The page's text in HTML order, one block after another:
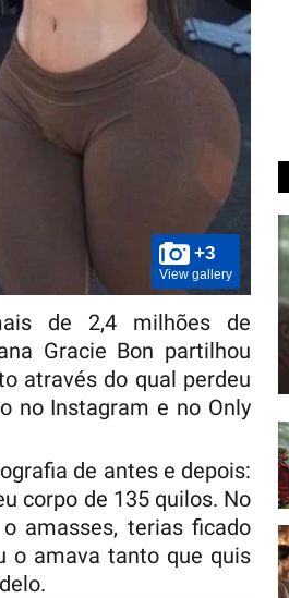
+3
View gallery
de 2,4 milhões de
Gracie Bon partilhou
através do qual perdeu
no Instagram e no Only
de antes e depois:
corpo de 135 quilos. No
amasses, terias ficado
o amava tanto que quis